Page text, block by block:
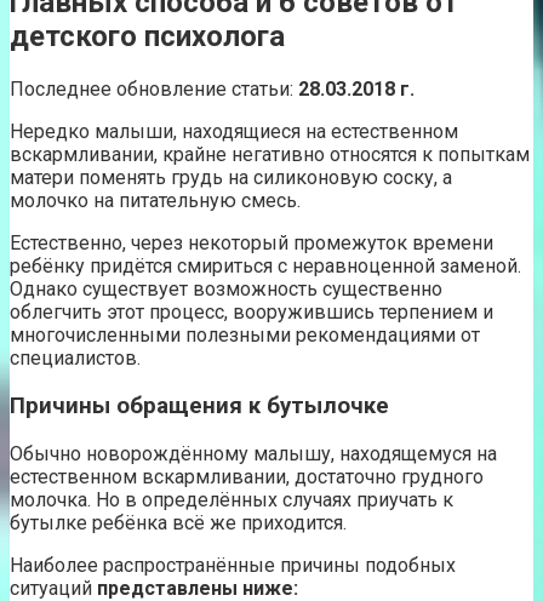
детского психолога
Последнее обновление статьи: 28.03.2018 г.
Нередко малыши, находящиеся на естественном
вскармливании, крайне негативно относятся к попыткам
матери поменять грудь на силиконовую соску, а
молочко на питательную смесь.
Естественно, через некоторый промежуток времени
ребёнку придётся смириться с неравноценной заменой.
Однако существует возможность существенно
облегчить этот процесс, вооружившись терпением и
многочисленными полезными рекомендациями от
специалистов.
Причины обращения к бутылочке
Обычно новорождённому малышу, находящемуся на
естественном вскармливании, достаточно грудного
молочка. Но в определённых случаях приучать к
бутылке ребёнка всё же приходится.
Наиболее распространённые причины подобных
ситуаций представлены ниже: